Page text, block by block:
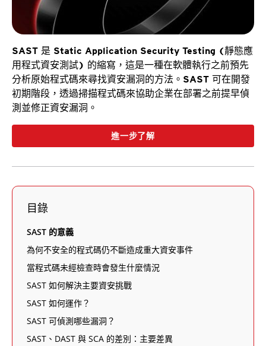
SAST 是 Static Application Security Testing (靜態應
用程式資安測試) 的縮寫，這是一種在軟體執行之前預先
分析原始程式碼來尋找資安漏洞的方法。SAST 可在開發
初期階段，透過掃描程式碼來協助企業在部署之前提早偵
測並修正資安漏洞。
進一步了解
目錄
SAST 的意義
為何不安全的程式碼仍不斷造成重大資安事件
當程式碼未經檢查時會發生什麼情況
SAST 如何解決主要資安挑戰
SAST 如何運作？
SAST 可偵測哪些漏洞？
SAST、DAST 與 SCA 的差別：主要差異